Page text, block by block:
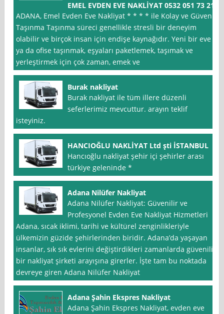
EMEL EVDEN EVE NAKLİYAT 0532 051 73 21
ADANA, Emel Evden Eve Nakliyat * * * * ile Kolay ve Güvenli
Taşınma Taşınma süreci genellikle stresli bir deneyim
olabilir ve birçok insan için endişe kaynağıdır. Yeni bir eve
ya da ofise taşınmak, eşyaları paketlemek, taşımak ve
yerleştirmek için çok zaman, emek ve
Burak nakliyat
Burak nakliyat ile tüm illere düzenli
seferlerimiz mevcuttur. arayın teklif
isteyiniz.
HANCIOĞLU NAKLİYAT Ltd şti İSTANBUL
Hancıoğlu nakliyat şehir içi şehirler arası
türkiye geleninde *
Adana Nilüfer Nakliyat
Adana Nilüfer Nakliyat: Güvenilir ve
Profesyonel Evden Eve Nakliyat Hizmetleri
Adana, sıcak iklimi, tarihi ve kültürel zenginlikleriyle
ülkemizin güzide şehirlerinden biridir. Adana’da yaşayan
insanlar, sık sık evlerini değiştirdikleri zamanlarda güvenilir
bir nakliyat şirketi arayışına girerler. İşte tam bu noktada
devreye giren Adana Nilüfer Nakliyat
Adana Şahin Ekspres Nakliyat
Adana Şahin Ekspres Nakliyat, evden eve